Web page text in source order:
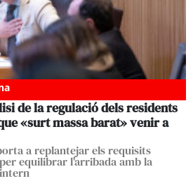
de la regulació dels residents
«surt massa barat» venir a
a replantejar els requisits
equilibrar l'arribada amb la